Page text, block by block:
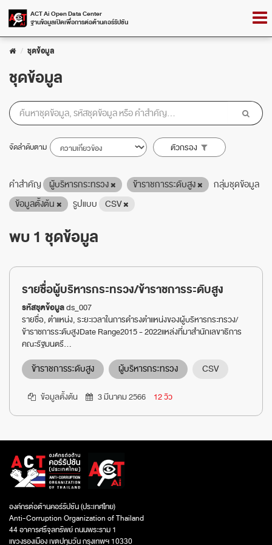
Skip
ACT Ai Open Data Center
ฐานข้อมูลเปิดเพื่อการต่อต้านคอร์รัปชัน
ชุดข้อมูล
ชุดข้อมูล
จัดลำดับตาม ตัวกรอง
คำสำคัญ ผู้บริหารกระทรวง ข้าราชการระดับสูง
กลุ่มชุดข้อมูล
ข้อมูลตั้งต้น
รูปแบบ CSV
พบ 1 ชุดข้อมูล
รายชื่อผู้บริหารกระทรวง/ข้าราชการระดับสูง
รหัสชุดข้อมูลds_007
รายชื่อ, ตำแหน่ง, ระยะเวลาในการดำรงตำแหน่งของผู้บริหารกระทรวง/
ข้าราชการระดับสูงDate Range2015 - 2022แหล่งที่มาสำนักเลขาธิการ
คณะรัฐมนตรี...
ข้าราชการระดับสูง ผู้บริหารกระทรวง CSV
ข้อมูลตั้งต้น 3 มีนาคม 2566 12 วิว
องค์กรต่อต้านคอร์รัปชัน (ประเทศไทย)
Anti-Corruption Organization of Thailand
44 อาคารศรีจุลทรัพย์ ถนนพระราม 1
แขวงรองเมือง เขตปทุมวัน กรุงเทพฯ 10330